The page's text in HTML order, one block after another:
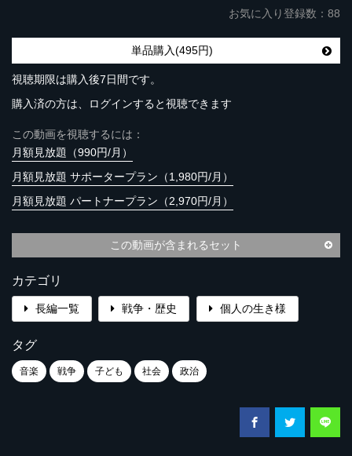
お気に入り登録数：88
単品購入(495円)
視聴期限は購入後7日間です。
購入済の方は、ログインすると視聴できます
この動画を視聴するには：
月額見放題（990円/月）
月額見放題 サポータープラン（1,980円/月）
月額見放題 パートナープラン（2,970円/月）
この動画が含まれるセット
カテゴリ
長編一覧 戦争・歴史 個人の生き様
タグ
音楽 戦争 子ども 社会 政治